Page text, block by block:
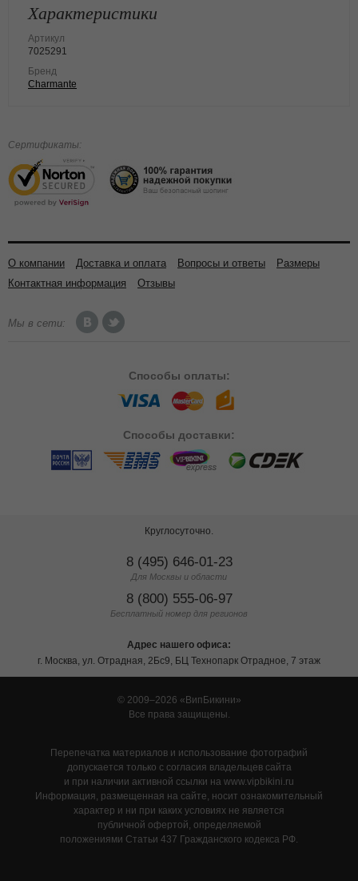
Характеристики
Артикул
7025291
Бренд
Charmante
Сертификаты:
О компании Доставка и оплата Вопросы и ответы
Размеры
Контактная информация
Отзывы
Мы в сети:
Способы оплаты:
Способы доставки:
Круглосуточно.
8 (495) 646-01-23
Для Москвы и области
8 (800) 555-06-97
Бесплатный номер для регионов
Адрес нашего офиса:
г. Москва, ул. Отрадная, 2Бс9, БЦ Технопарк Отрадное, 7 этаж
© 2009–2026
ВипБикини
Все права защищены.
Перепечатка материалов и использование фотографий
допускается только с согласия владельцев сайта
и при наличии активной ссылки на www.vipbikini.ru
Информация, размещенная на сайте, носит ознакомительный
характер и ни при каких условиях не является
публичной офертой, определяемой
положениями Статьи 437 Гражданского кодекса РФ.